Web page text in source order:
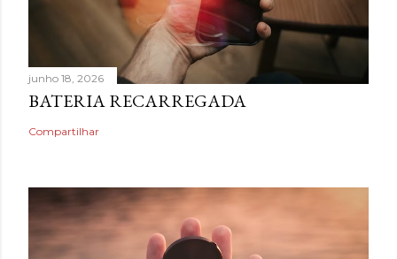
junho 18, 2026
BATERIA RECARREGADA
Compartilhar